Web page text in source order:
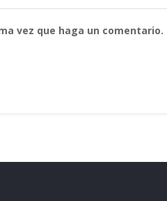
vez que haga un comentario.